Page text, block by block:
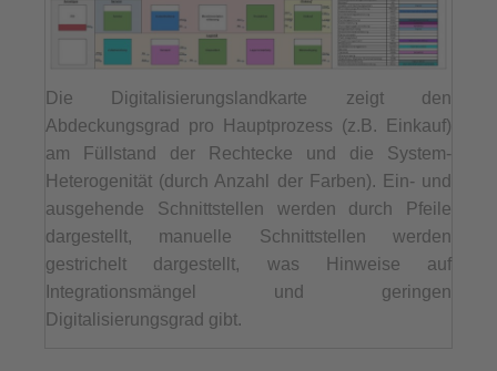
Die Digitalisierungslandkarte zeigt den
Abdeckungsgrad pro Hauptprozess (z.B. Einkauf)
am Füllstand der Rechtecke und die System-
Heterogenität (durch Anzahl der Farben). Ein- und
ausgehende Schnittstellen werden durch Pfeile
dargestellt, manuelle Schnittstellen werden
gestrichelt dargestellt, was Hinweise auf
Integrationsmängel und geringen
Digitalisierungsgrad gibt.